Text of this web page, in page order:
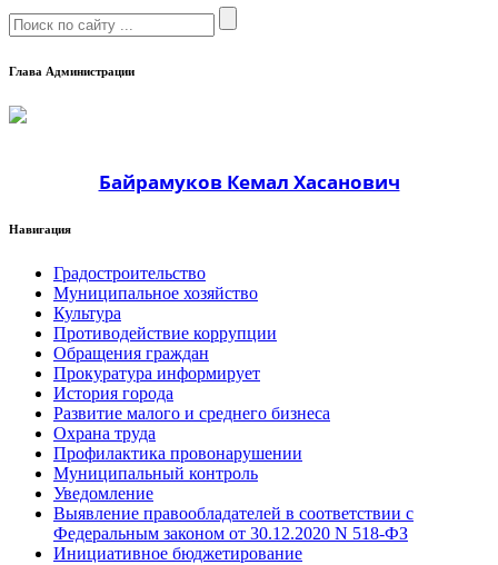
Глава Администрации
Байрамуков Кемал Хасанович
Навигация
Градостроительство
Муниципальное хозяйство
Культура
Противодействие коррупции
Обращения граждан
Прокуратура информирует
История города
Развитие малого и среднего бизнеса
Охрана труда
Профилактика провонарушении
Муниципальный контроль
Уведомление
Выявление правообладателей в соответствии с
Федеральным законом от 30.12.2020 N 518-ФЗ
Инициативное бюджетирование